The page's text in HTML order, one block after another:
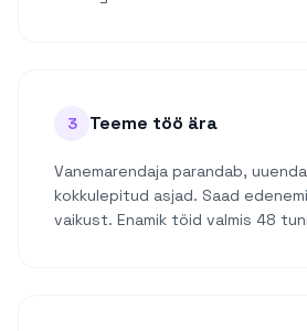
3 Teeme töö ära
Vanemarendaja parandab,
kokkulepitud asjad. Saad
vaikust. Enamik töid valmis 48